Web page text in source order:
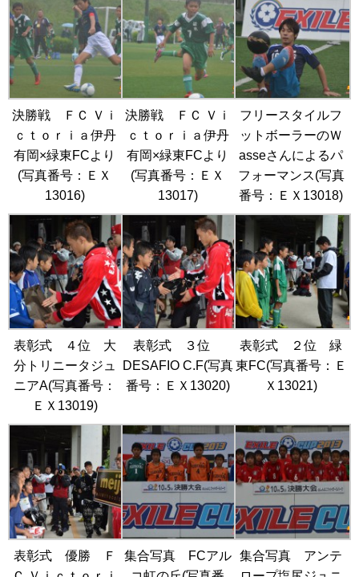
決勝戦 ＦＣ Ｖｉ
ｃｔｏｒｉａ伊丹
有岡×緑東FCより
(写真番号：ＥＸ
13016)
決勝戦 ＦＣ Ｖｉ
ｃｔｏｒｉａ伊丹
有岡×緑東FCより
(写真番号：ＥＸ
13017)
フリースタイルフ
ットボーラーのＷ
asseさんによるパ
フォーマンス(写真
番号：ＥＸ13018)
表彰式 ４位 大
分トリニータジュ
ニアA(写真番号：
ＥＸ13019)
表彰式 ３位
DESAFIO C.F(写真
番号：ＥＸ13020)
表彰式 ２位 緑
東FC(写真番号：Ｅ
Ｘ13021)
表彰式 優勝 Ｆ
集合写真 FCアル
集合写真 アンテ